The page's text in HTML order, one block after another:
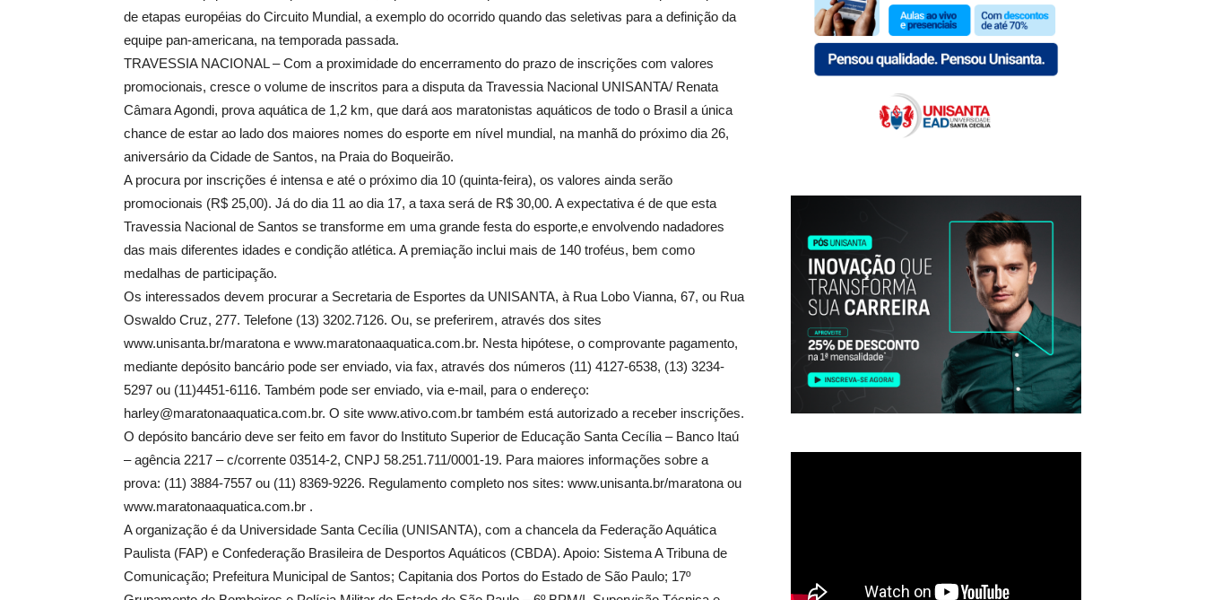
de etapas européias do Circuito Mundial, a exemplo do ocorrido quando das seletivas para a definição da
equipe pan-americana, na temporada passada.
TRAVESSIA NACIONAL – Com a proximidade do encerramento do prazo de inscrições com valores
promocionais, cresce o volume de inscritos para a disputa da Travessia Nacional UNISANTA/ Renata
Câmara Agondi, prova aquática de 1,2 km, que dará aos maratonistas aquáticos de todo o Brasil a única
chance de estar ao lado dos maiores nomes do esporte em nível mundial, na manhã do próximo dia 26,
aniversário da Cidade de Santos, na Praia do Boqueirão.
A procura por inscrições é intensa e até o próximo dia 10 (quinta-feira), os valores ainda serão
promocionais (R$ 25,00). Já do dia 11 ao dia 17, a taxa será de R$ 30,00. A expectativa é de que esta
Travessia Nacional de Santos se transforme em uma grande festa do esporte,e envolvendo nadadores
das mais diferentes idades e condição atlética. A premiação inclui mais de 140 troféus, bem como
medalhas de participação.
Os interessados devem procurar a Secretaria de Esportes da UNISANTA, à Rua Lobo Vianna, 67, ou Rua
Oswaldo Cruz, 277. Telefone (13) 3202.7126. Ou, se preferirem, através dos sites
www.unisanta.br/maratona e www.maratonaaquatica.com.br. Nesta hipótese, o comprovante pagamento,
mediante depósito bancário pode ser enviado, via fax, através dos números (11) 4127-6538, (13) 3234-
5297 ou (11)4451-6116. Também pode ser enviado, via e-mail, para o endereço:
harley@maratonaaquatica.com.br. O site www.ativo.com.br também está autorizado a receber inscrições.
O depósito bancário deve ser feito em favor do Instituto Superior de Educação Santa Cecília – Banco Itaú
– agência 2217 – c/corrente 03514-2, CNPJ 58.251.711/0001-19. Para maiores informações sobre a
prova: (11) 3884-7557 ou (11) 8369-9226. Regulamento completo nos sites: www.unisanta.br/maratona ou
www.maratonaaquatica.com.br .
A organização é da Universidade Santa Cecília (UNISANTA), com a chancela da Federação Aquática
Paulista (FAP) e Confederação Brasileira de Desportos Aquáticos (CBDA). Apoio: Sistema A Tribuna de
Comunicação; Prefeitura Municipal de Santos; Capitania dos Portos do Estado de São Paulo; 17º